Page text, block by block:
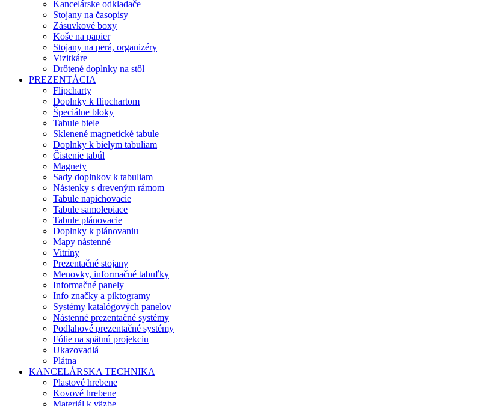
Kancelárske odkladače
Stojany na časopisy
Zásuvkové boxy
Koše na papier
Stojany na perá, organizéry
Vizitkáre
Drôtené doplnky na stôl
PREZENTÁCIA
Flipcharty
Doplnky k flipchartom
Špeciálne bloky
Tabule biele
Sklenené magnetické tabule
Doplnky k bielym tabuliam
Čistenie tabúl
Magnety
Sady doplnkov k tabuliam
Nástenky s dreveným rámom
Tabule napichovacie
Tabule samolepiace
Tabule plánovacie
Doplnky k plánovaniu
Mapy nástenné
Vitríny
Prezentačné stojany
Menovky, informačné tabuľky
Informačné panely
Info značky a piktogramy
Systémy katalógových panelov
Nástenné prezentačné systémy
Podlahové prezentačné systémy
Fólie na spätnú projekciu
Ukazovadlá
Plátna
KANCELÁRSKA TECHNIKA
Plastové hrebene
Kovové hrebene
Materiál k väzbe